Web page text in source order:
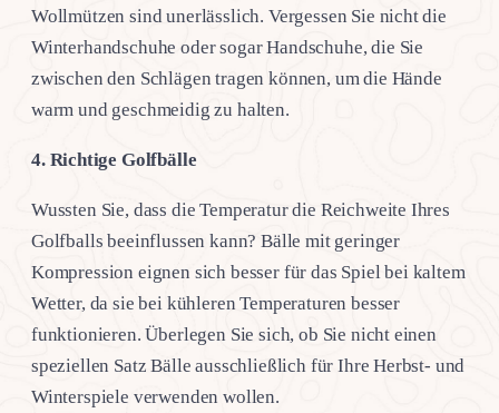
Wollmützen sind unerlässlich. Vergessen Sie nicht die
Winterhandschuhe oder sogar Handschuhe, die Sie
zwischen den Schlägen tragen können, um die Hände
warm und geschmeidig zu halten.
4. Richtige Golfbälle
Wussten Sie, dass die Temperatur die Reichweite Ihres
Golfballs beeinflussen kann? Bälle mit geringer
Kompression eignen sich besser für das Spiel bei kaltem
Wetter, da sie bei kühleren Temperaturen besser
funktionieren. Überlegen Sie sich, ob Sie nicht einen
speziellen Satz Bälle ausschließlich für Ihre Herbst- und
Winterspiele verwenden wollen.